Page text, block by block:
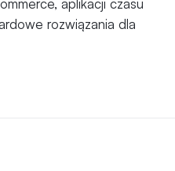
aplikacji czasu
rozwiązania dla